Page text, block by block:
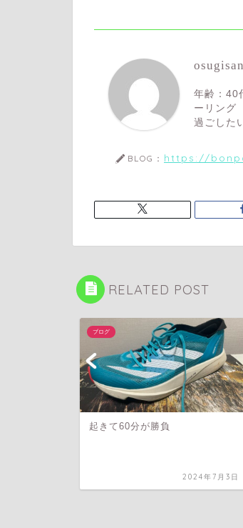
年齢：
ーリング
過ごした
BLOG： https://
RELATED POST
ブログ
起きて60分が勝負
2024年7月3日